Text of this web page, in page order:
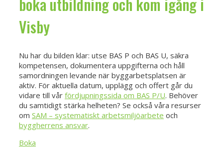
Visby
Nu har du bilden klar: utse BAS P och BAS U, säkra
kompetensen, dokumentera uppgifterna och håll
samordningen levande när byggarbetsplatsen är
aktiv. För aktuella datum, upplägg och offert går du
vidare till vår fördjupningssida om BAS P/U. Behöver
du samtidigt stärka helheten? Se också våra resurser
om SAM – systematiskt arbetsmiljöarbete och
byggherrens ansvar.
Boka